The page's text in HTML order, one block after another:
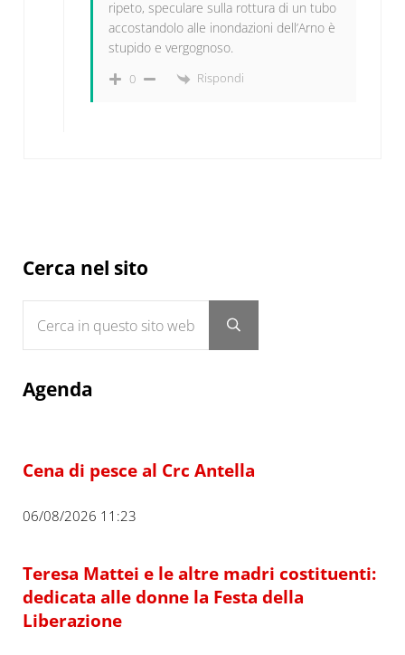
ripeto, speculare sulla rottura di un tubo
accostandolo alle inondazioni dell’Arno è
stupido e vergognoso.
0 Rispondi
Sidebar
Cerca nel sito
Submit search
Agenda
Cena di pesce al Crc Antella
06/08/2026 11:23
Teresa Mattei e le altre madri costituenti:
dedicata alle donne la Festa della
Liberazione